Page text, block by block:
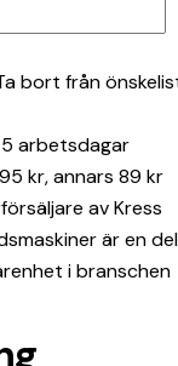
bort från
arbetsdagar
kr, annars 89 kr
av Kress
är en
i branschen